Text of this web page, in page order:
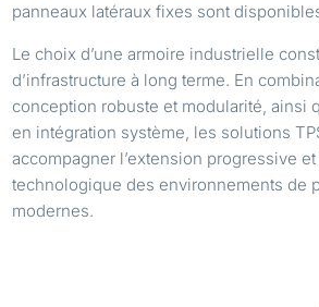
panneaux latéraux fixes sont
Le choix d’une armoire industrielle
d’infrastructure à long terme. En
conception robuste et modularité, ainsi
en intégration système, les solutions
accompagner l’extension progressive et
technologique des environnements de
modernes.